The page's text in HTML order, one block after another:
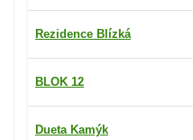
Rezidence Blízká
BLOK 12
Dueta Kamýk